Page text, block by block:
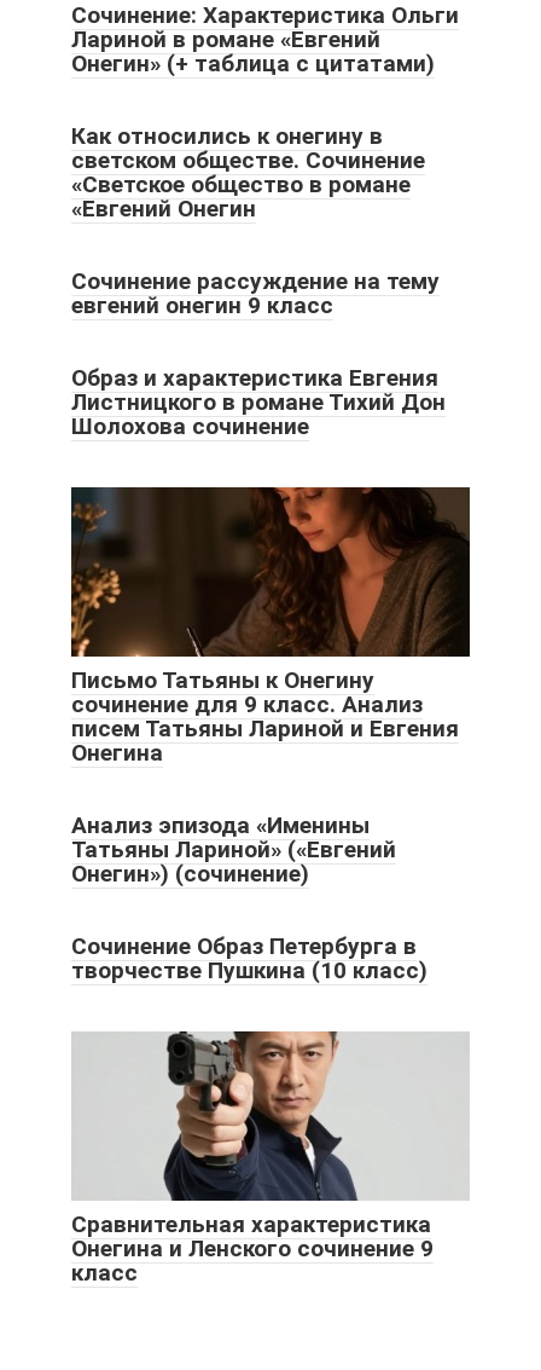
Сочинение: Характеристика Ольги
Лариной в романе «Евгений
Онегин» (+ таблица с цитатами)
Как относились к онегину в
светском обществе. Cочинение
«Светское общество в романе
«Евгений Онегин
Сочинение рассуждение на тему
евгений онегин 9 класс
Образ и характеристика Евгения
Листницкого в романе Тихий Дон
Шолохова сочинение
Письмо Татьяны к Онегину
сочинение для 9 класс. Анализ
писем Татьяны Лариной и Евгения
Онегина
Анализ эпизода «Именины
Татьяны Лариной» («Евгений
Онегин») (сочинение)
Сочинение Образ Петербурга в
творчестве Пушкина (10 класс)
Сравнительная характеристика
Онегина и Ленского сочинение 9
класс